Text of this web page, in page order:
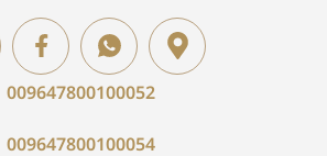
009647800100052
009647800100054